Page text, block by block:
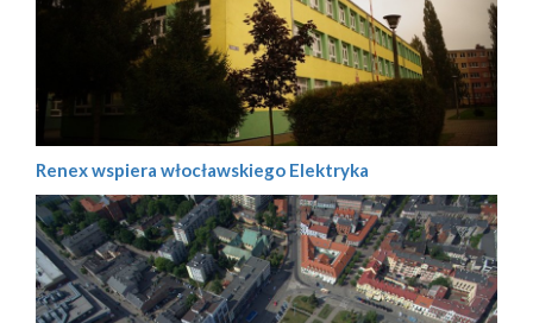
Renex wspiera włocławskiego Elektryka